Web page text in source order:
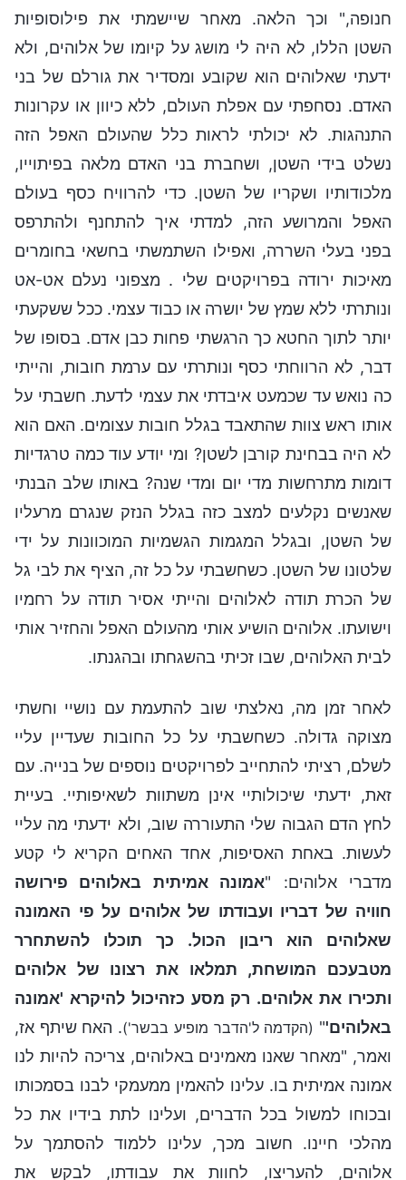
חנופה," וכך הלאה. מאחר שיישמתי את פילוסופיות
השטן הללו, לא היה לי מושג על קיומו של אלוהים, ולא
ידעתי שאלוהים הוא שקובע ומסדיר את גורלם של בני
האדם. נסחפתי עם אפלת העולם, ללא כיוון או עקרונות
התנהגות. לא יכולתי לראות כלל שהעולם האפל הזה
נשלט בידי השטן, ושחברת בני האדם מלאה בפיתוייו,
מלכודותיו ושקריו של השטן. כדי להרוויח כסף בעולם
האפל והמרושע הזה, למדתי איך להתחנף ולהתרפס
בפני בעלי השררה, ואפילו השתמשתי בחשאי בחומרים
מאיכות ירודה בפרויקטים שלי . מצפוני נעלם אט-אט
ונותרתי ללא שמץ של יושרה או כבוד עצמי. ככל ששקעתי
יותר לתוך החטא כך הרגשתי פחות כבן אדם. בסופו של
דבר, לא הרווחתי כסף ונותרתי עם ערמת חובות, והייתי
כה נואש עד שכמעט איבדתי את עצמי לדעת. חשבתי על
אותו ראש צוות שהתאבד בגלל חובות עצומים. האם הוא
לא היה בבחינת קורבן לשטן? ומי יודע עוד כמה טרגדיות
דומות מתרחשות מדי יום ומדי שנה? באותו שלב הבנתי
שאנשים נקלעים למצב כזה בגלל הנזק שנגרם מרעליו
של השטן, ובגלל המגמות הגשמיות המוכוונות על ידי
שלטונו של השטן. כשחשבתי על כל זה, הציף את לבי גל
של הכרת תודה לאלוהים והייתי אסיר תודה על רחמיו
וישועתו. אלוהים הושיע אותי מהעולם האפל והחזיר אותי
לבית האלוהים, שבו זכיתי בהשגחתו ובהגנתו.
לאחר זמן מה, נאלצתי שוב להתעמת עם נושיי וחשתי
מצוקה גדולה. כשחשבתי על כל החובות שעדיין עליי
לשלם, רציתי להתחייב לפרויקטים נוספים של בנייה. עם
זאת, ידעתי שיכולותיי אינן משתוות לשאיפותיי. בעיית
לחץ הדם הגבוה שלי התעוררה שוב, ולא ידעתי מה עליי
לעשות. באחת האסיפות, אחד האחים הקריא לי קטע
מדברי אלוהים: "אמונה אמיתית באלוהים פירושה
חוויה של דבריו ועבודתו של אלוהים על פי האמונה
שאלוהים הוא ריבון הכול. כך תוכלו להשתחרר
מטבעכם המושחת, תמלאו את רצונו של אלוהים
ותכירו את אלוהים. רק מסע כזהיכול להיקרא 'אמונה
באלוהים'" (הקדמה ל'הדבר מופיע בבשר'). האח שיתף אז,
ואמר, "מאחר שאנו מאמינים באלוהים, צריכה להיות לנו
אמונה אמיתית בו. עלינו להאמין ממעמקי לבנו בסמכותו
ובכוחו למשול בכל הדברים, ועלינו לתת בידיו את כל
מהלכי חיינו. חשוב מכך, עלינו ללמוד להסתמך על
אלוהים, להעריצו, לחוות את עבודתו, לבקש את